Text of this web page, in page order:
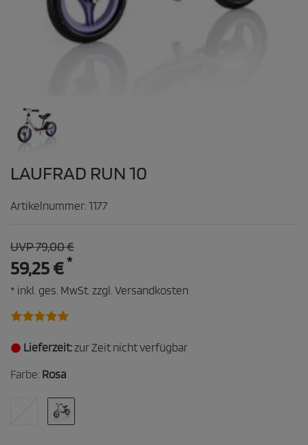
LAUFRAD RUN 10
Artikelnummer: 1177
UVP 79,00 €
59,25 €*
* inkl. ges. MwSt. zzgl. Versandkosten
Lieferzeit: zur Zeit nicht verfügbar
Farbe: Rosa